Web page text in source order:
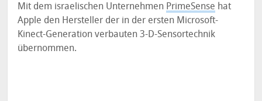
Mit dem israelischen Unternehmen PrimeSense hat
Apple den Hersteller der in der ersten Microsoft-
Kinect-Generation verbauten 3-D-Sensortechnik
übernommen.